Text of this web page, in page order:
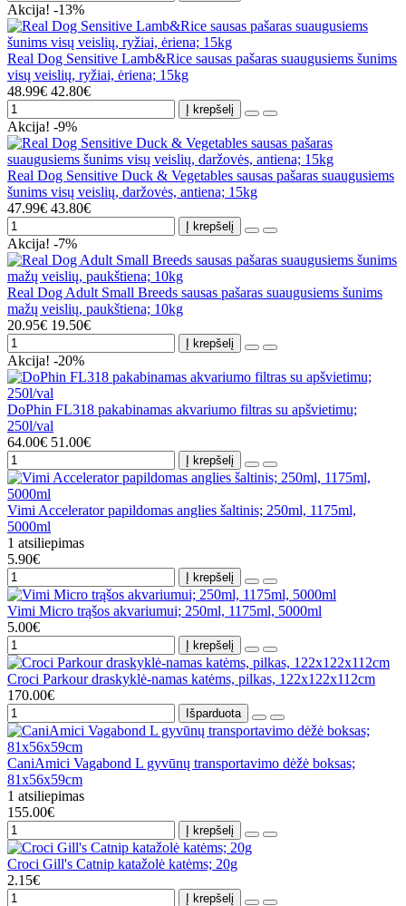
Akcija! -13%
Real Dog Sensitive Lamb&Rice sausas pašaras suaugusiems šunims
visų veislių, ryžiai, ėriena; 15kg
48.99€ 42.80€
Į krepšelį
Akcija! -9%
Real Dog Sensitive Duck & Vegetables sausas pašaras suaugusiems
šunims visų veislių, daržovės, antiena; 15kg
47.99€ 43.80€
Į krepšelį
Akcija! -7%
Real Dog Adult Small Breeds sausas pašaras suaugusiems šunims
mažų veislių, paukštiena; 10kg
20.95€ 19.50€
Į krepšelį
Akcija! -20%
DoPhin FL318 pakabinamas akvariumo filtras su apšvietimu;
250l/val
64.00€ 51.00€
Į krepšelį
Vimi Accelerator papildomas anglies šaltinis; 250ml, 1175ml,
5000ml
1 atsiliepimas
5.90€
Į krepšelį
Vimi Micro trąšos akvariumui; 250ml, 1175ml, 5000ml
5.00€
Į krepšelį
Croci Parkour draskyklė-namas katėms, pilkas, 122x122x112cm
170.00€
Išparduota
CaniAmici Vagabond L gyvūnų transportavimo dėžė boksas;
81x56x59cm
1 atsiliepimas
155.00€
Į krepšelį
Croci Gill's Catnip katažolė katėms; 20g
2.15€
Į krepšelį